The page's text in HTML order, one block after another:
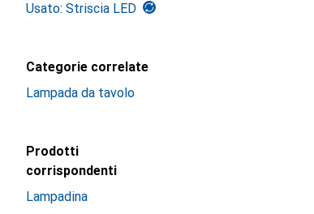
Usato: Striscia LED
Categorie correlate
Lampada da tavolo
Prodotti
corrispondenti
Lampadina